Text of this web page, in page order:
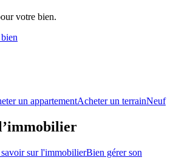
votre bien.
un appartementAcheter un terrainNeuf
sur l'immobilierBien gérer son